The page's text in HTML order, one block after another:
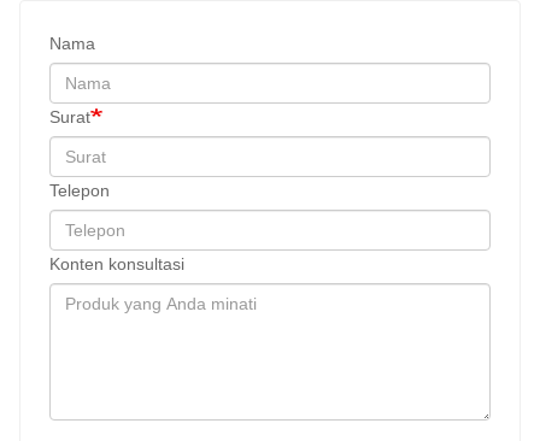
Nama
Surat
Telepon
Konten konsultasi